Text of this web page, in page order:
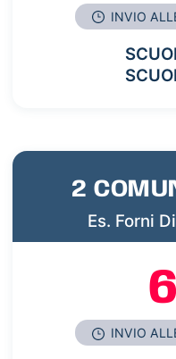
INVIO
2
Es. Forni
INVIO